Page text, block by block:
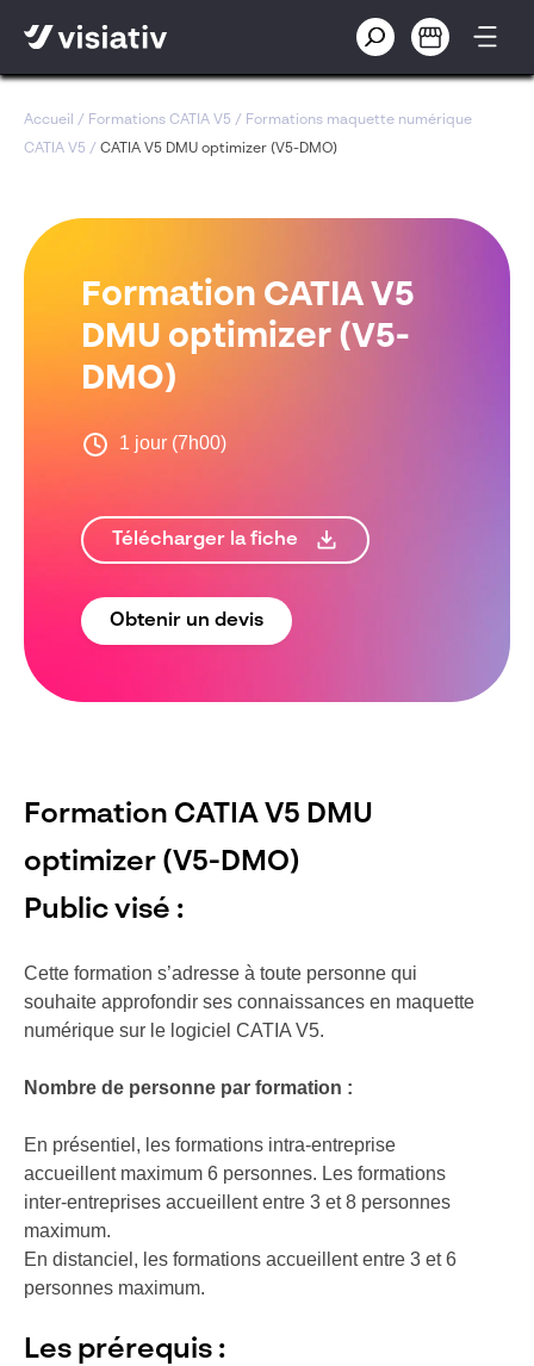
Accueil / Formations CATIA V5 / Formations maquette numérique
CATIA V5 / CATIA V5 DMU optimizer (V5-DMO)
Formation CATIA V5
DMU optimizer (V5-
DMO)
1 jour (7h00)
Télécharger la fiche
Obtenir un devis
Formation CATIA V5 DMU
optimizer (V5-DMO)
Public visé :
Cette formation s’adresse à toute personne qui
souhaite approfondir ses connaissances en maquette
numérique sur le logiciel CATIA V5.
Nombre de personne par formation :
En présentiel, les formations intra-entreprise
accueillent maximum 6 personnes. Les formations
inter-entreprises accueillent entre 3 et 8 personnes
maximum.
En distanciel, les formations accueillent entre 3 et 6
personnes maximum.
Les prérequis :